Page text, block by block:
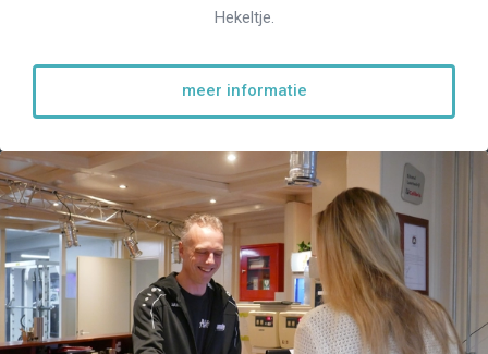
Hekeltje.
meer informatie